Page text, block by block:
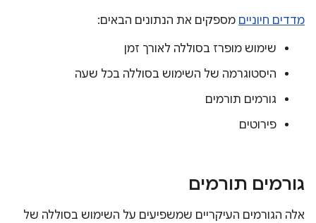
מדדים חיוניים מספקים את הנתונים הבאים:
שימוש מופרז בסוללה לאורך זמן
היסטוגרמה של השימוש בסוללה בכל שעה
גורמים תורמים
פירוטים
גורמים תורמים
אלה הגורמים העיקריים שמשפיעים על השימוש בסוללה של